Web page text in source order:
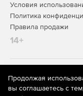
Условия
Политика
Правила продажи
14+
На информационном
рекомендательные
предоставления
Продолжая
вы соглашаетесь с